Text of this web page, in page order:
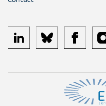
linkedin bluesky facebook